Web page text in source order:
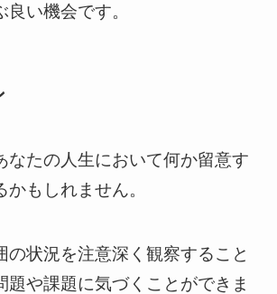
い機会です。
なたの人生において何か留意す
もしれません。
の状況を注意深く観察すること
題や課題に気づくことができま